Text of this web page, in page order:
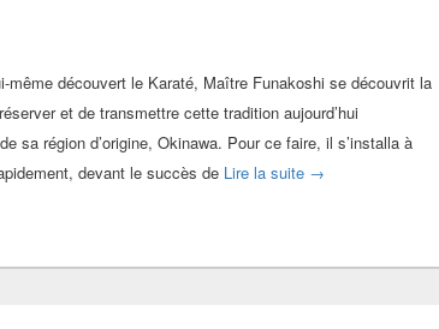
même découvert le Karaté, Maître Funakoshi se découvrit la
et de transmettre cette tradition aujourd’hui
sa région d’origine, Okinawa. Pour ce faire, il s’installa à
devant le succès de Lire la suite [Lecture Budo]
→